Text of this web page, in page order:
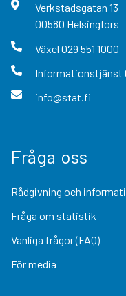
Verkstadsgatan 13
00580 Helsingfors
Växel 029 551 1000
Informationstjänst
info@stat.fi
Fråga oss
Rådgivning och
Fråga om statistik
Vanliga frågor (FAQ)
För media